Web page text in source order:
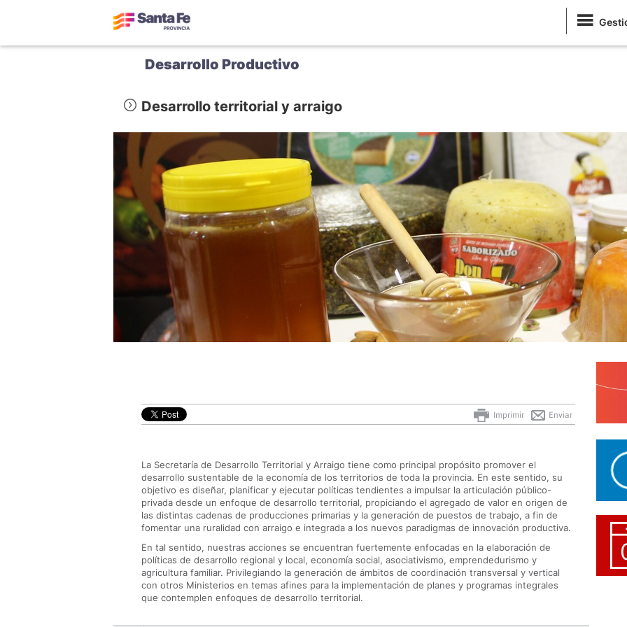
Desarrollo Productivo
Desarrollo territorial y arraigo
Enviar
Imprimir
La Secretaría de Desarrollo Territorial y Arraigo tiene como principal propósito promover el
desarrollo sustentable de la economía de los territorios de toda la provincia. En este sentido, su
objetivo es diseñar, planificar y ejecutar políticas tendientes a impulsar la articulación público-
privada desde un enfoque de desarrollo territorial, propiciando el agregado de valor en origen de
las distintas cadenas de producciones primarias y la generación de puestos de trabajo, a fin de
fomentar una ruralidad con arraigo e integrada a los nuevos paradigmas de innovación productiva.
En tal sentido, nuestras acciones se encuentran fuertemente enfocadas en la elaboración de
políticas de desarrollo regional y local, economía social, asociativismo, emprendedurismo y
agricultura familiar. Privilegiando la generación de ámbitos de coordinación transversal y vertical
con otros Ministerios en temas afines para la implementación de planes y programas integrales
que contemplen enfoques de desarrollo territorial.